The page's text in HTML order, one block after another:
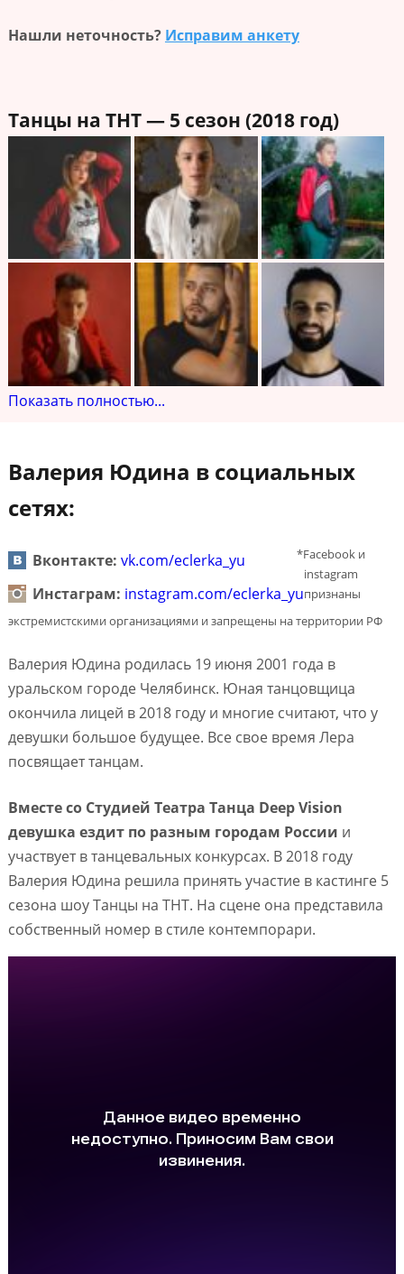
Нашли неточность? Исправим анкету
Танцы на ТНТ — 5 сезон (2018 год)
Показать полностью...
Валерия Юдина в социальных
сетях:
Вконтакте: vk.com/eclerka_yu
Инстаграм: instagram.com/eclerka_yu
*Facebook и
instagram
признаны
экстремистскими организациями и запрещены на территории РФ
Валерия Юдина родилась 19 июня 2001 года в
уральском городе Челябинск. Юная танцовщица
окончила лицей в 2018 году и многие считают, что у
девушки большое будущее. Все свое время Лера
посвящает танцам.
Вместе со Студией Театра Танца Deep Vision
девушка ездит по разным городам России и
участвует в танцевальных конкурсах. В 2018 году
Валерия Юдина решила принять участие в кастинге 5
сезона шоу Танцы на ТНТ. На сцене она представила
собственный номер в стиле контемпорари.